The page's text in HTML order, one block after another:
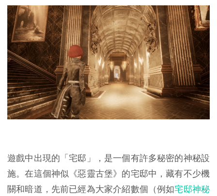
遊戲中出現的「宅邸」，是一個有許多秘密的神秘設
施。在這個神似《惡靈古堡》的宅邸中，藏有不少機
關和暗道，先前已經為大家介紹數個（例如宅邸神秘